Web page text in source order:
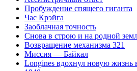
Пробуждение спящего гиганта
Час Крэйга
Заоблачная точность
Снова в строю и на родной
Возвращение механизма 321
Миссия — Байкал
Longines вдохнул новую жизнь